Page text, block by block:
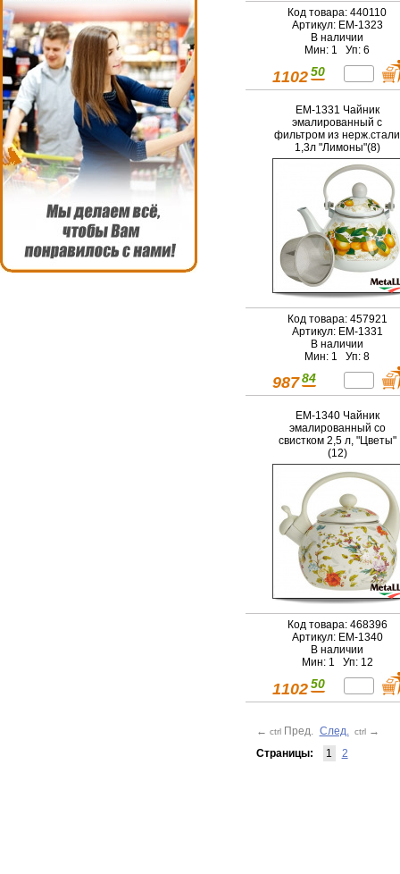
Код товара: 440110
Артикул: EM-1323
В наличии
Мин: 1 Уп: 6
1102 50
EM-1331 Чайник
эмалированный с
фильтром из нерж.стали
1,3л "Лимоны"(8)
Код товара: 457921
Артикул: EM-1331
В наличии
Мин: 1 Уп: 8
987 84
EM-1340 Чайник
эмалированный со
свистком 2,5 л, "Цветы"
(12)
Код товара: 468396
Артикул: EM-1340
В наличии
Мин: 1 Уп: 12
1102 50
← ctrl Пред. След. ctrl →
Страницы:
1 2